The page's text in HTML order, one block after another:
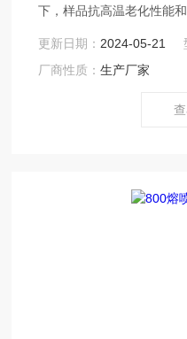
下，样品抗高温老化性能
电子、电脑、通讯等方面
喷布模具、熔喷布模具喷
达到预热处理、老化处理
更新日期： 2024-05-21
厂商性质：生产厂家